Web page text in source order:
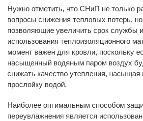
Нужно отметить, что СНиП не только
вопросы снижения тепловых потерь,
позволяющие увеличить срок службы
использования теплоизоляционного
момент важен для кровли, поскольку
насыщенный водяным паром воздух
снижать качество утепления,
прослойку водой.
Наиболее оптимальным способом
переувлажнения является